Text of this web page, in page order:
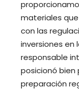
materiales
con las
inversiones en
responsable
posicionó bien
preparación